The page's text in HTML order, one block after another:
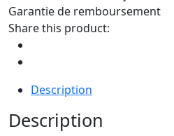
Garantie de remboursement
Share this product:
Description
Description